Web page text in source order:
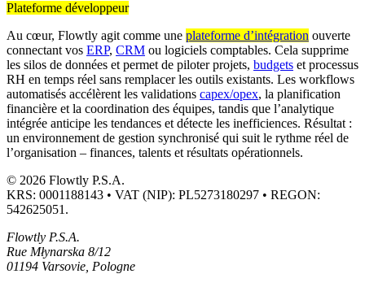
Plateforme développeur
Au cœur, Flowtly agit comme une plateforme d’intégration ouverte
connectant vos ERP, CRM ou logiciels comptables. Cela supprime
les silos de données et permet de piloter projets, budgets et processus
RH en temps réel sans remplacer les outils existants. Les workflows
automatisés accélèrent les validations capex/opex, la planification
financière et la coordination des équipes, tandis que l’analytique
intégrée anticipe les tendances et détecte les inefficiences. Résultat :
un environnement de gestion synchronisé qui suit le rythme réel de
l’organisation – finances, talents et résultats opérationnels.
© 2026 Flowtly P.S.A.
KRS: 0001188143 • VAT (NIP): PL5273180297 • REGON:
542625051.
Flowtly P.S.A.
Rue Młynarska 8/12
01194 Varsovie, Pologne